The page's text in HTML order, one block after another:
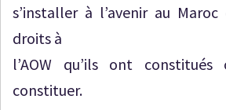
s’installer à l’avenir au
droits à
l’AOW qu’ils ont
constituer.